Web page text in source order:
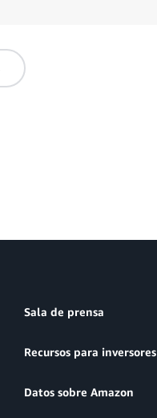
Sala de prensa
Recursos para inversores
Datos sobre Amazon